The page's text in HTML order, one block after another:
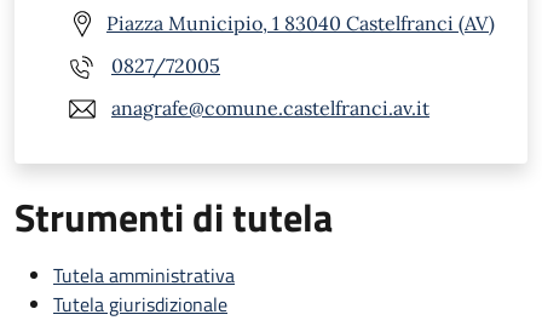
Piazza Municipio, 1 83040 Castelfranci (AV)
0827/72005
anagrafe@comune.castelfranci.av.it
Strumenti di tutela
Tutela amministrativa
Tutela giurisdizionale